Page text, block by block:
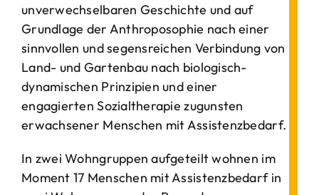
unverwechselbaren Geschichte und auf
Grundlage der Anthroposophie nach einer
sinnvollen und segensreichen Verbindung von
Land- und Gartenbau nach biologisch-
dynamischen Prinzipien und einer
engagierten Sozialtherapie zugunsten
erwachsener Menschen mit Assistenzbedarf.
In zwei Wohngruppen aufgeteilt wohnen im
Moment 17 Menschen mit Assistenzbedarf in